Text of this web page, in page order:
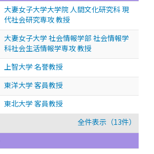
大妻女子大学大学院 人間文化研究科 現
代社会研究専攻 教授
大妻女子大学 社会情報学部 社会情報学
科社会生活情報学専攻 教授
上智大学 名誉教授
東洋大学 客員教授
東北大学 客員教授
全件表示（13件）